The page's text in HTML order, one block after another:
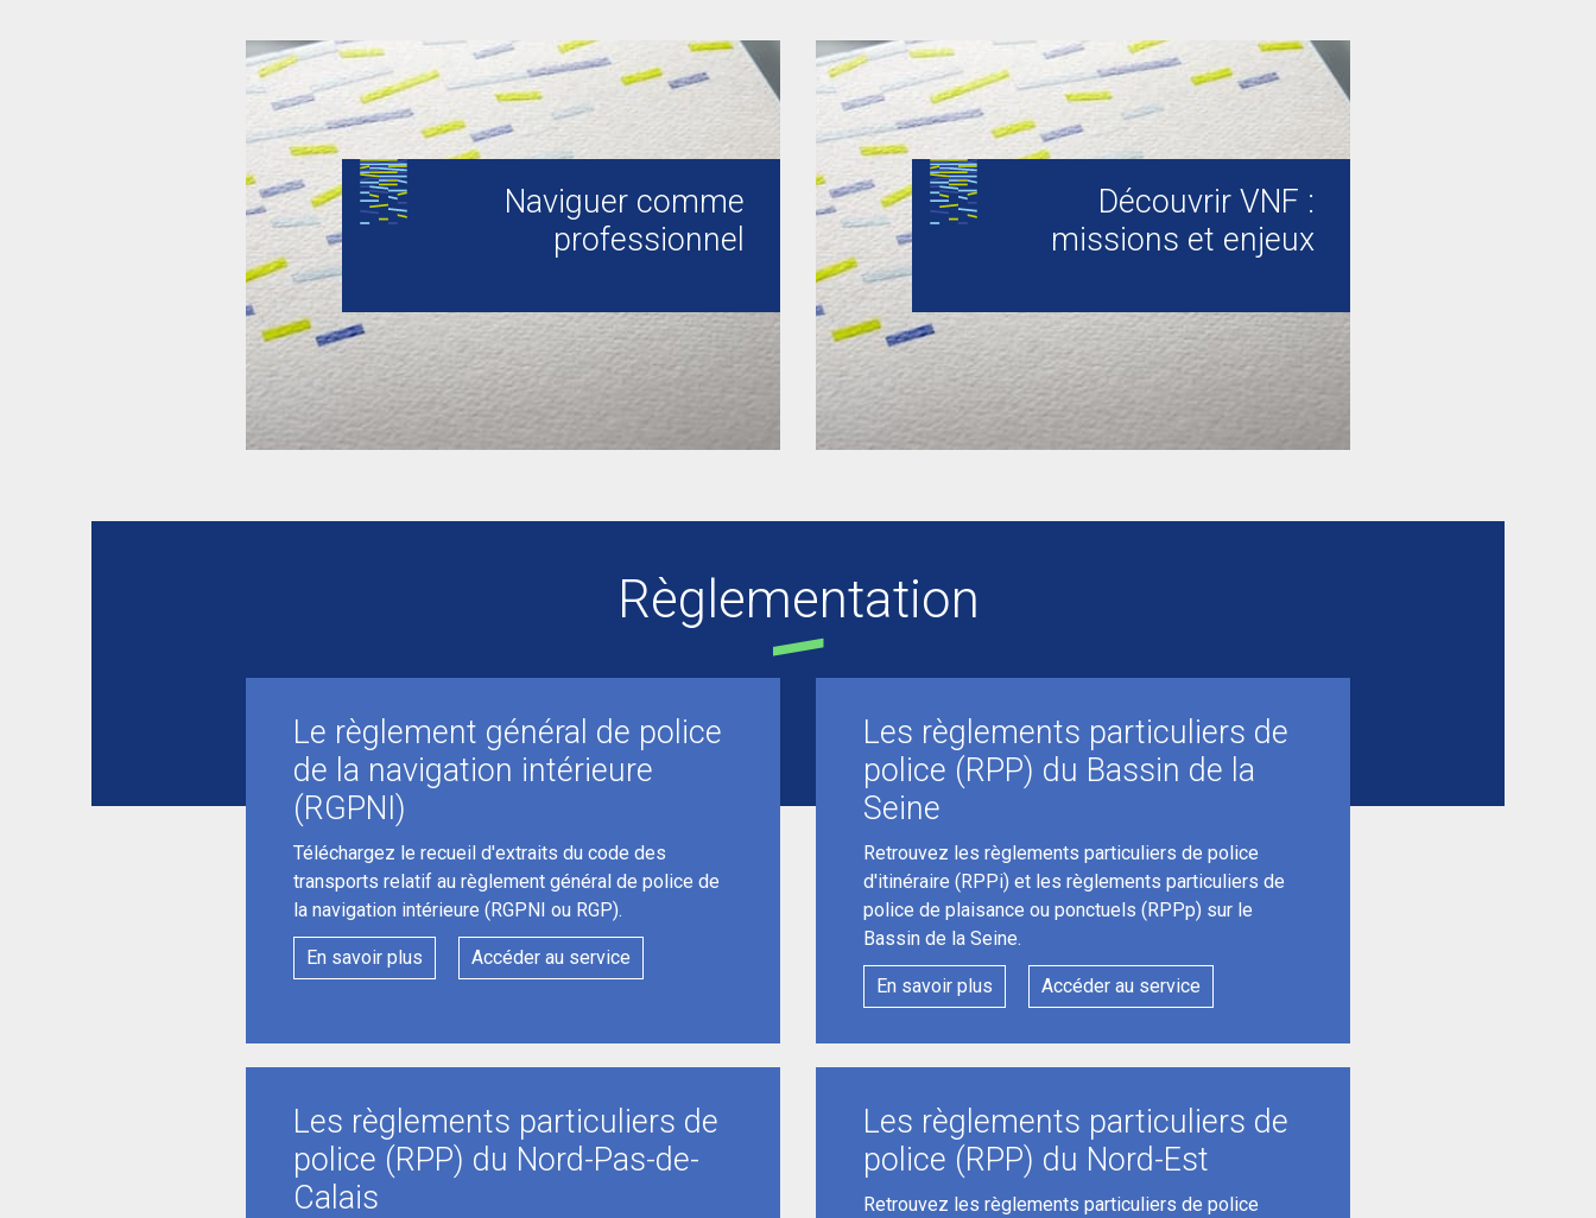
Naviguer comme
professionnel
Découvrir VNF :
missions et enjeux
Règlementation
Le règlement général de police
de la navigation intérieure
(RGPNI)
Téléchargez le recueil d'extraits du code des
transports relatif au règlement général de police de
la navigation intérieure (RGPNI ou RGP).
En savoir plus Accéder au service
Les règlements particuliers de
police (RPP) du Bassin de la
Seine
Retrouvez les règlements particuliers de police
d'itinéraire (RPPi) et les règlements particuliers de
police de plaisance ou ponctuels (RPPp) sur le
Bassin de la Seine.
En savoir plus Accéder au service
Les règlements particuliers de
police (RPP) du Nord-Pas-de-
Calais
Les règlements particuliers de
police (RPP) du Nord-Est
Retrouvez les règlements particuliers de police